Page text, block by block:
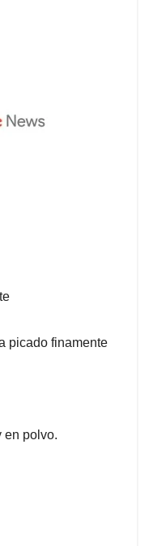
picado finamente
en polvo.